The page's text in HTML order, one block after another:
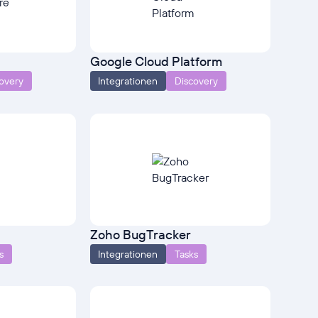
Google Cloud Platform
Integrationen Discovery
Zoho BugTracker
Integrationen Tasks